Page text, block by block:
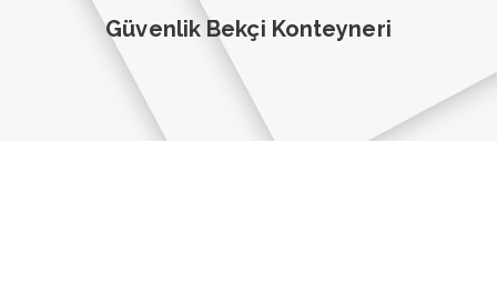
Güvenlik Bekçi Konteyneri